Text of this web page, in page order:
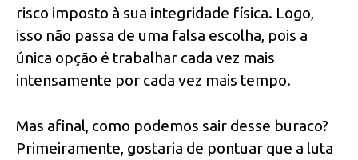
risco imposto à sua integridade física. Logo,
isso não passa de uma falsa escolha, pois a
única opção é trabalhar cada vez mais
intensamente por cada vez mais tempo.
Mas afinal, como podemos sair desse buraco?
Primeiramente, gostaria de pontuar que a luta